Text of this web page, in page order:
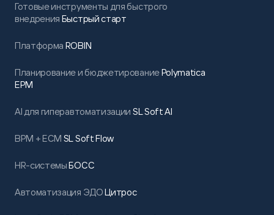
Готовые инструменты для быстрого
внедрения Быстрый старт
Платформа ROBIN
Планирование и бюджетированиеPolymatica
EPM
AI для гиперавтоматизации SL Soft AI
BPM + ECM SL Soft Flow
HR-системыБОСС
Автоматизация ЭДОЦитрос